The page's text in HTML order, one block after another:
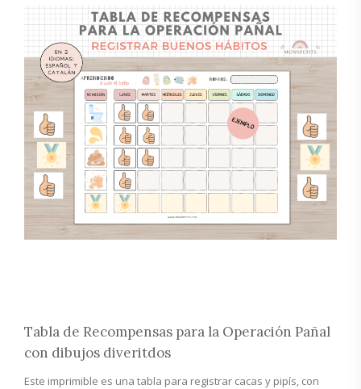
Tabla de Recompensas para la Operación Pañal
con dibujos diveritdos
Este imprimible es una tabla para registrar cacas y pipís, con